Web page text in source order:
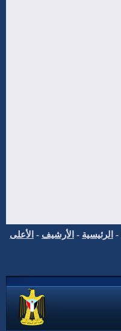
- الرئيسية - الأرشيف - الأعلى